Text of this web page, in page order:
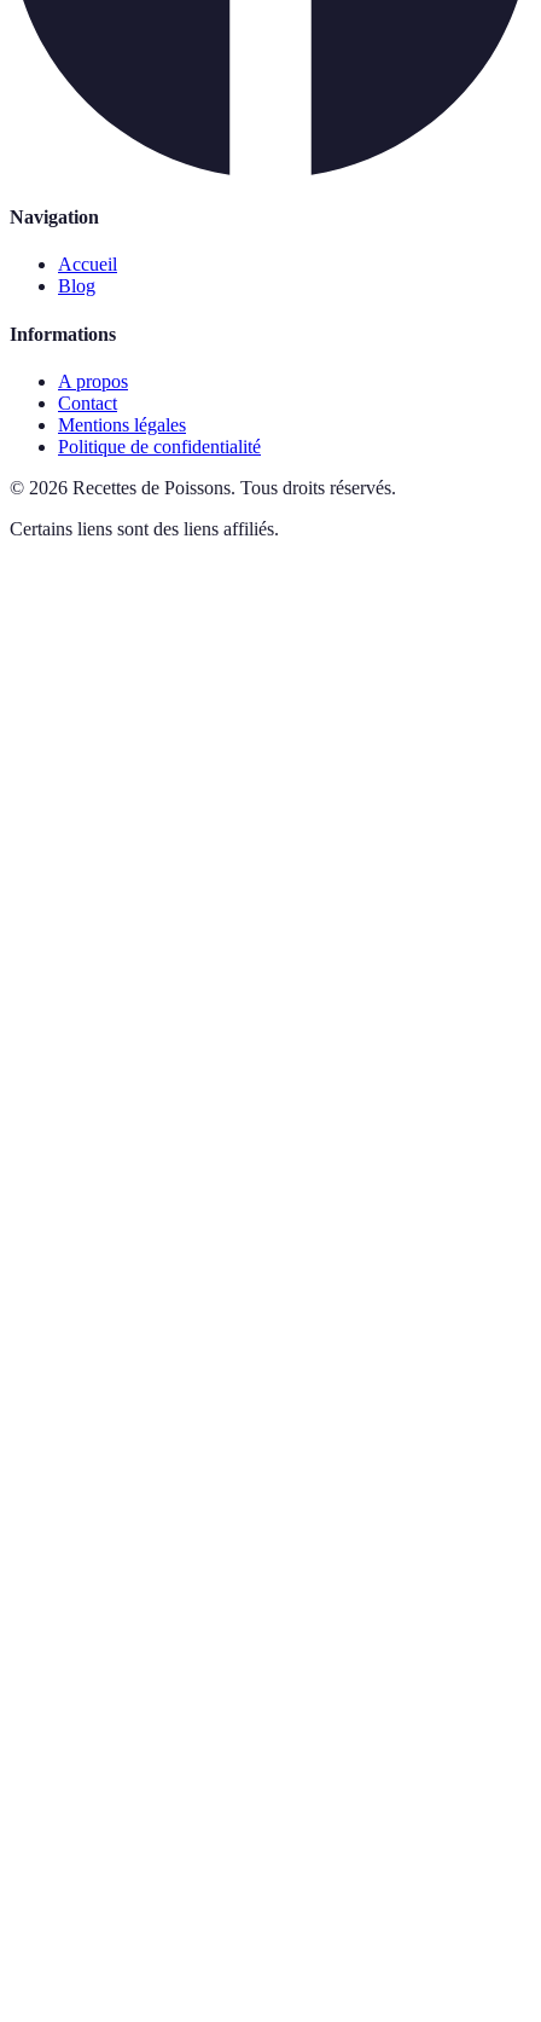
Navigation
Accueil
Blog
Informations
A propos
Contact
Mentions légales
Politique de confidentialité
© 2026 Recettes de Poissons. Tous droits réservés.
Certains liens sont des liens affiliés.